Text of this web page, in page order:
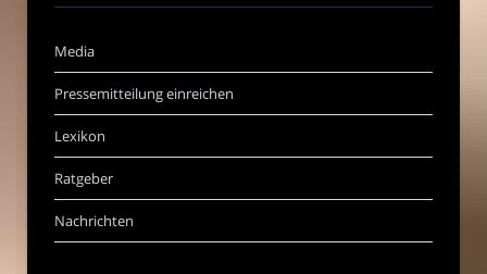
Media
Pressemitteilung einreichen
Lexikon
Ratgeber
Nachrichten